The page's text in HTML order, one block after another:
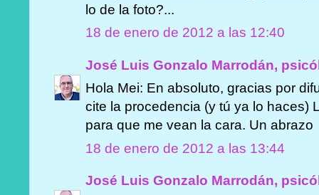
lo de la foto?...
18 de enero de 2012 a las 12:40
José Luis Gonzalo Marrodán,
Hola Mei: En absoluto, gracias por
cite la procedencia (y tú ya lo haces)
para que me vean la cara. Un abrazo
18 de enero de 2012 a las 13:44
José Luis Gonzalo Marrodán,